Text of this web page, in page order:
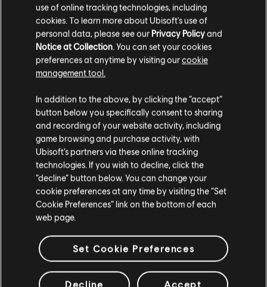
고객님은 미국에 위치하고 있다고 생각합니다.
구매를 위해 로컬 지역의 상점을 방문하십시오.
현재 스토어 유지
위치 업데이트
use of online tracking technologies, including
cookies. To learn more about Ubisoft's use of
personal data, please see our Privacy Policyand
Notice at Collection . You can set your cookies
preferences at anytime by visiting ourcookie
management tool.
In addition to the above, by clicking the “accept”
button below you specifically consent to sharing
and recording of your website activity, including
game browsing and purchase activity, with
Ubisoft’s partners via these online tracking
technologies. If you wish to decline, click the
“decline” button below. You can change your
cookie preferences at any time by visiting the “Set
Cookie Preferences” link on the bottom of each
web page.
Set Cookie Preferences
Decline Accept